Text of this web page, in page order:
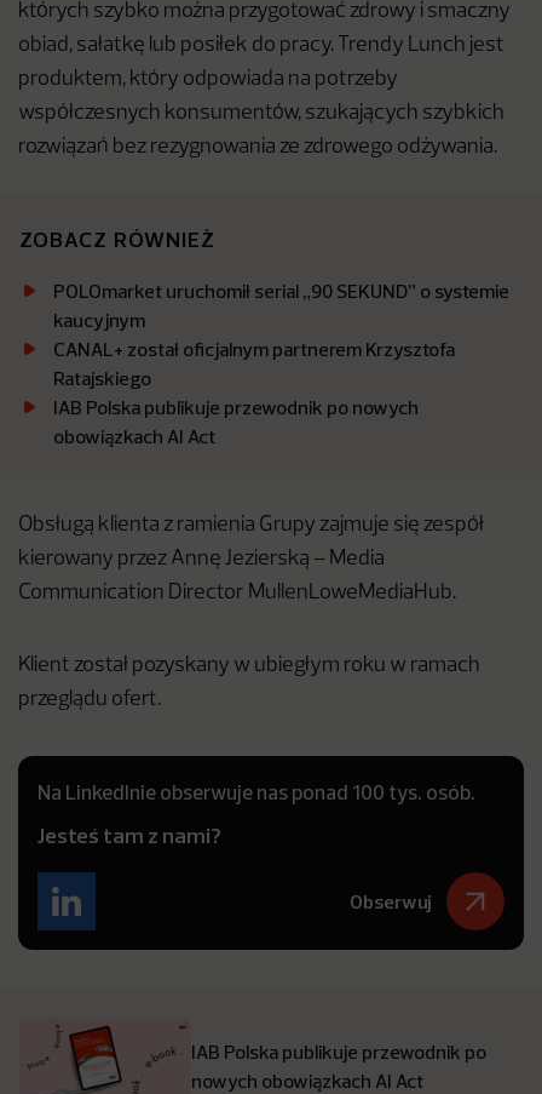
których szybko można przygotować zdrowy i smaczny
obiad, sałatkę lub posiłek do pracy. Trendy Lunch jest
produktem, który odpowiada na potrzeby
współczesnych konsumentów, szukających szybkich
rozwiązań bez rezygnowania ze zdrowego odżywania.
ZOBACZ RÓWNIEŻ
POLOmarket uruchomił serial „90 SEKUND” o systemie
kaucyjnym
CANAL+ został oficjalnym partnerem Krzysztofa
Ratajskiego
IAB Polska publikuje przewodnik po nowych
obowiązkach AI Act
Obsługą klienta z ramienia Grupy zajmuje się zespół
kierowany przez Annę Jezierską – Media
Communication Director MullenLoweMediaHub.
Klient został pozyskany w ubiegłym roku w ramach
przeglądu ofert.
Na LinkedInie obserwuje nas ponad 100 tys. osób.
Jesteś tam z nami?
Obserwuj
IAB Polska publikuje przewodnik po
nowych obowiązkach AI Act